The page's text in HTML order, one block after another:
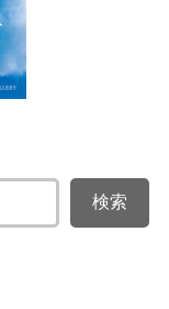
検索